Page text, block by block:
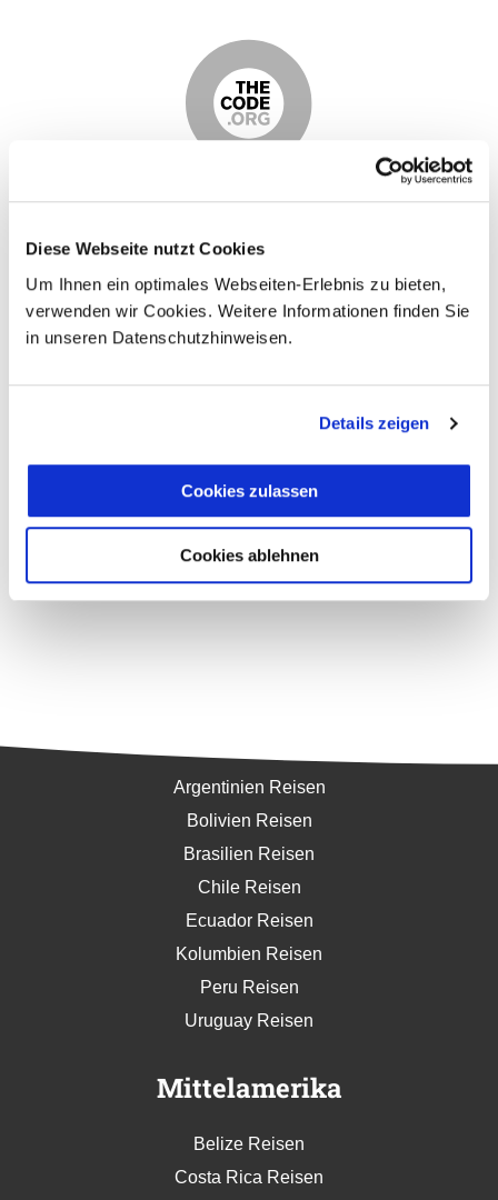
Diese Webseite nutzt Cookies
Um Ihnen ein optimales Webseiten-Erlebnis zu bieten,
verwenden wir Cookies. Weitere Informationen finden Sie
in unseren Datenschutzhinweisen.
Details zeigen
Cookies zulassen
Cookies ablehnen
Argentinien Reisen
Bolivien Reisen
Brasilien Reisen
Chile Reisen
Ecuador Reisen
Kolumbien Reisen
Peru Reisen
Uruguay Reisen
Mittelamerika
Belize Reisen
Costa Rica Reisen